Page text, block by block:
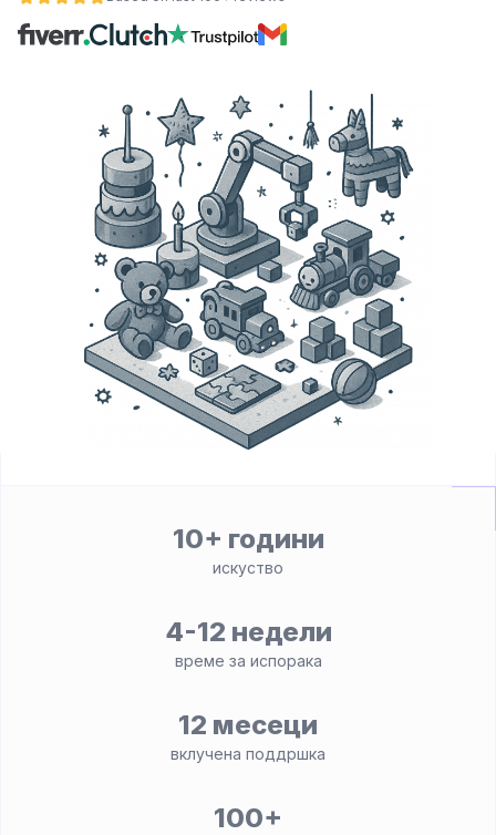
10+ години
искуство
4-12 недели
време за испорака
12 месеци
вклучена поддршка
100+